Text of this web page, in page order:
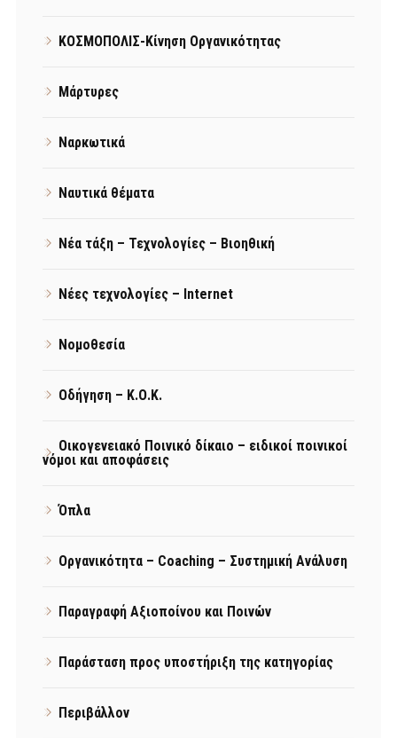
ΚΟΣΜΟΠΟΛΙΣ-Κίνηση Οργανικότητας
Μάρτυρες
Ναρκωτικά
Ναυτικά θέματα
Νέα τάξη – Τεχνολογίες – Βιοηθική
Νέες τεχνολογίες – Internet
Νομοθεσία
Οδήγηση – Κ.Ο.Κ.
Οικογενειακό Ποινικό δίκαιο – ειδικοί ποινικοί
νόμοι και αποφάσεις
Όπλα
Οργανικότητα – Coaching – Συστημική Ανάλυση
Παραγραφή Αξιοποίνου και Ποινών
Παράσταση προς υποστήριξη της κατηγορίας
Περιβάλλον